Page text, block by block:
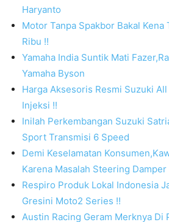
Haryanto
Motor Tanpa Spakbor Bakal
Ribu !!
Yamaha India Suntik Mati
Yamaha Byson
Harga Aksesoris Resmi Suzuki
Injeksi !!
Inilah Perkembangan Suzuki
Sport Transmisi 6 Speed
Demi Keselamatan
Karena Masalah Steering Damper
Respiro Produk Lokal Indonesia
Gresini Moto2 Series !!
Austin Racing Geram Merknya Di